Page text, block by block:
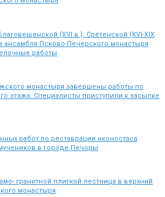
(XVI в.), Сретенской (XVI-XIX
ансамбля Псково-Печерского монастыря
работы
монастыря завершены работы по
этажа. Специалисты приступили к засыпке
работ по реставрации иконостаса
в городе Печоры
гранитной плиткой лестница в верхний
монастыря